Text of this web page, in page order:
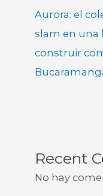
Aurora: el
slam en una
construir
Recent
No hay